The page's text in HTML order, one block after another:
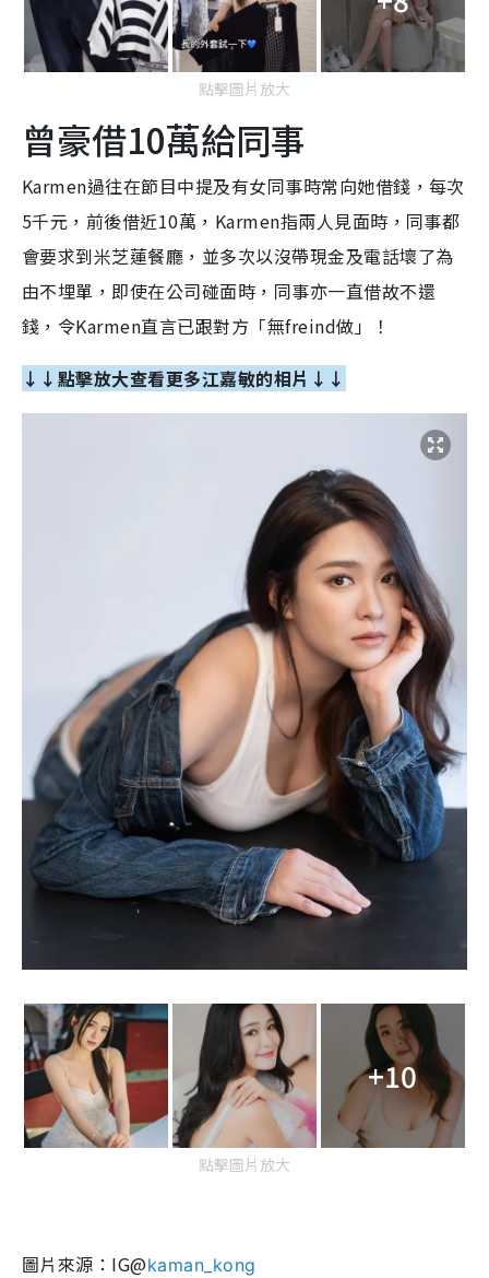
點擊圖片放大
曾豪借10萬給同事
Karmen過往在節目中提及有女同事時常向她借錢，每次
5千元，前後借近10萬，Karmen指兩人見面時，同事都
會要求到米芝蓮餐廳，並多次以沒帶現金及電話壞了為
由不埋單，即使在公司碰面時，同事亦一直借故不還
錢，令Karmen直言已跟對方「無freind做」！
↓↓點擊放大查看更多江嘉敏的相片↓↓
+10
點擊圖片放大
圖片來源：IG@kaman_kong